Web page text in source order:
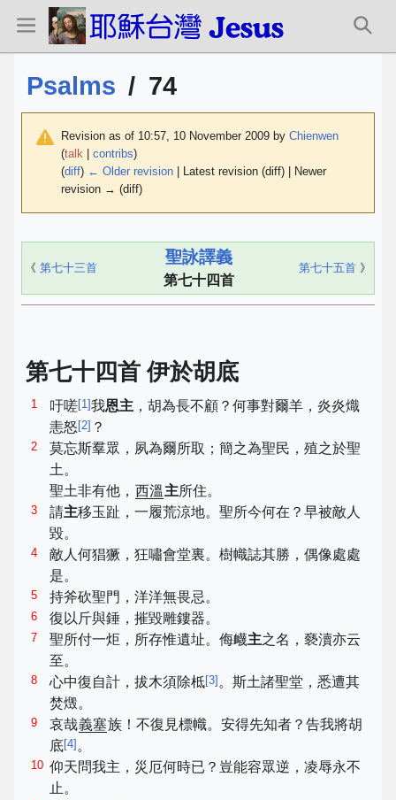
Psalms / 74
Revision as of 10:57, 10 November 2009 by Chienwen
(talk contribs)
(diff) ← Older revision | Latest revision (diff) | Newer
revision → (diff)
《 第七十三首
聖詠譯義
第七十四首
第七十五首 》
第七十四首 伊於胡底
1 吁嗟[1]我恩主 ，胡為長不顧？何事對爾羊，炎炎熾
恚怒 [2] ？
2
莫忘斯羣眾，夙為爾所取；簡之為聖民，殖之於聖
土。
聖土非有他， 西溫主所住。
3 請主移玉趾，一履荒涼地。聖所今何在？早被敵人
毀。
4
敵人何猖獗，狂嘯會堂裏。樹幟誌其勝，偶像處處
是。
5 持斧砍聖門，洋洋無畏忌。
6 復以斤與錘，摧毀雕鏤器。
7 聖所付一炬，所存惟遺址。侮衊主之名，褻瀆亦云
至。
8 心中復自計，拔木須除柢[3] 。斯土諸聖堂，悉遭其
焚燬。
9 哀哉義塞族！不復見標幟。安得先知者？告我將胡
底[4] 。
10 仰天問我主，災厄何時已？豈能容眾逆，凌辱永不
止。